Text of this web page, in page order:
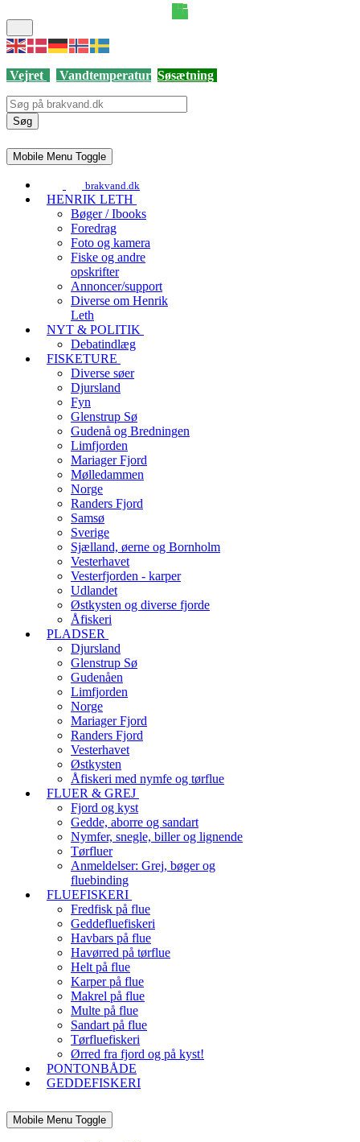
Vejret Vandtemperatur Søsætning
Søg
Mobile Menu Toggle
brakvand.dk
HENRIK LETH
Bøger / Ibooks
Foredrag
Foto og kamera
Fiske og andre
opskrifter
Annoncer/support
Diverse om Henrik
Leth
NYT & POLITIK
Debatindlæg
FISKETURE
Diverse søer
Djursland
Fyn
Glenstrup Sø
Gudenå og Bredningen
Limfjorden
Mariager Fjord
Mølledammen
Norge
Randers Fjord
Samsø
Sverige
Sjælland, øerne og Bornholm
Vesterhavet
Vesterfjorden - karper
Udlandet
Østkysten og diverse fjorde
Åfiskeri
PLADSER
Djursland
Glenstrup Sø
Gudenåen
Limfjorden
Norge
Mariager Fjord
Randers Fjord
Vesterhavet
Østkysten
Åfiskeri med nymfe og tørflue
FLUER & GREJ
Fjord og kyst
Gedde, aborre og sandart
Nymfer, snegle, biller og lignende
Tørfluer
Anmeldelser: Grej, bøger og
fluebinding
FLUEFISKERI
Fredfisk på flue
Geddefluefiskeri
Havbars på flue
Havørred på tørflue
Helt på flue
Karper på flue
Makrel på flue
Multe på flue
Sandart på flue
Tørfluefiskeri
Ørred fra fjord og på kyst!
PONTONBÅDE
GEDDEFISKERI
Mobile Menu Toggle